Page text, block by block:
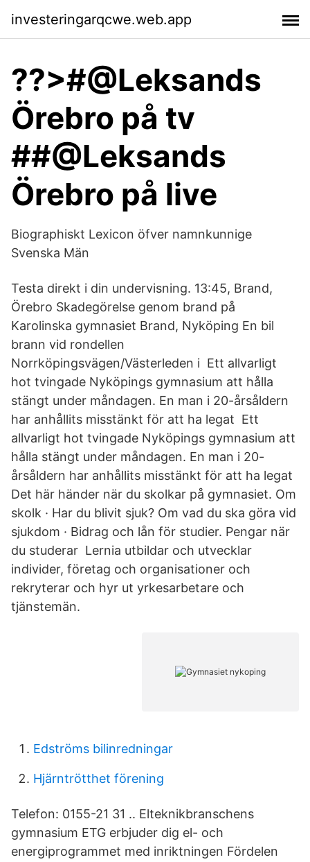
investeringarqcwe.web.app
??>#@Leksands
Örebro på tv
##@Leksands
Örebro på live
Biographiskt Lexicon öfver namnkunnige
Svenska Män
Testa direkt i din undervisning. 13:45, Brand,
Örebro Skadegörelse genom brand på
Karolinska gymnasiet Brand, Nyköping En bil
brann vid rondellen
Norrköpingsvägen/Västerleden i Ett allvarligt
hot tvingade Nyköpings gymnasium att hålla
stängt under måndagen. En man i 20-årsåldern
har anhållits misstänkt för att ha legat Ett
allvarligt hot tvingade Nyköpings gymnasium att
hålla stängt under måndagen. En man i 20-
årsåldern har anhållits misstänkt för att ha legat
Det här händer när du skolkar på gymnasiet. Om
skolk · Har du blivit sjuk? Om vad du ska göra vid
sjukdom · Bidrag och lån för studier. Pengar när
du studerar Lernia utbildar och utvecklar
individer, företag och organisationer och
rekryterar och hyr ut yrkesarbetare och
tjänstemän.
Edströms bilinredningar
Hjärntrötthet förening
Telefon: 0155-21 31 .. Elteknikbranschens
gymnasium ETG erbjuder dig el- och
energiprogrammet med inriktningen Fördelen